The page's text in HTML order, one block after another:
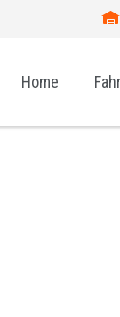
Home